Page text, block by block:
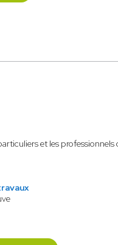
et les professionnels